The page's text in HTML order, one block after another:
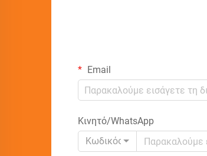
Email
Κινητό/WhatsApp
Κωδικός